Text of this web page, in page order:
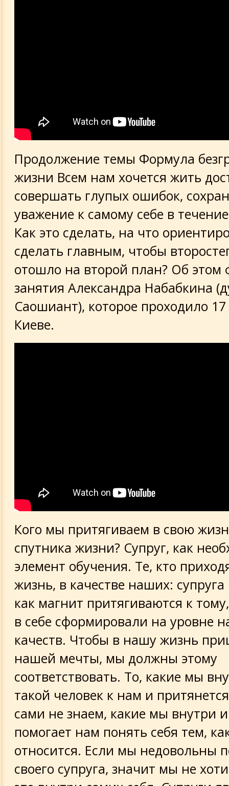
Продолжение темы Формула
жизни Всем нам хочется жить
совершать глупых ошибок,
уважение к самому себе в
Как это сделать, на что
сделать главным, чтобы
отошло на второй план? Об этом
занятия Александра Набабкина
Саошиант), которое проходило
Киеве.
Кого мы притягиваем в свою
спутника жизни? Супруг, как
элемент обучения. Те, кто
жизнь, в качестве наших:
как магнит притягиваются к
в себе сформировали на уровне
качеств. Чтобы в нашу жизнь
нашей мечты, мы должны этому
соответствовать. То, какие мы
такой человек к нам и
сами не знаем, какие мы внутри
помогает нам понять себя тем,
относится. Если мы недовольны
своего супруга, значит мы не